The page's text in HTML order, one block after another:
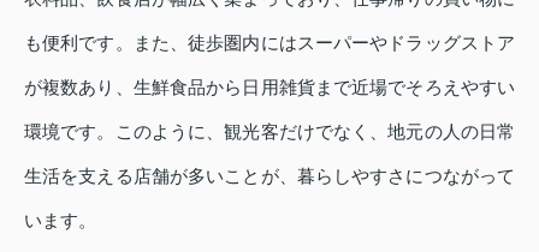
も便利です。また、徒歩圏内にはスーパーやドラッグストア
が複数あり、生鮮食品から日用雑貨まで近場でそろえやすい
環境です。このように、観光客だけでなく、地元の人の日常
生活を支える店舗が多いことが、暮らしやすさにつながって
います。